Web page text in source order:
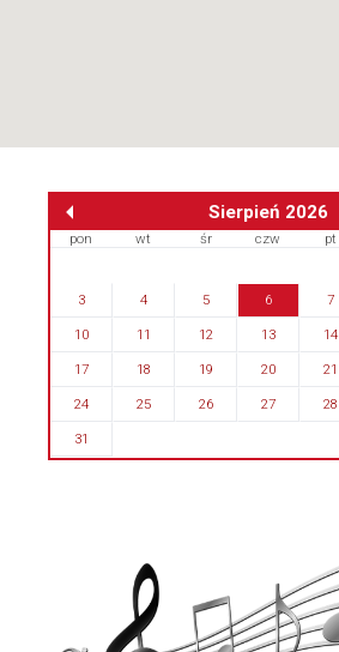
Sierpień 2026
pon wt śr czw pt
3 4 5 6 7
10 11 12 13 14
17 18 19 20 21
24 25 26 27 28
31